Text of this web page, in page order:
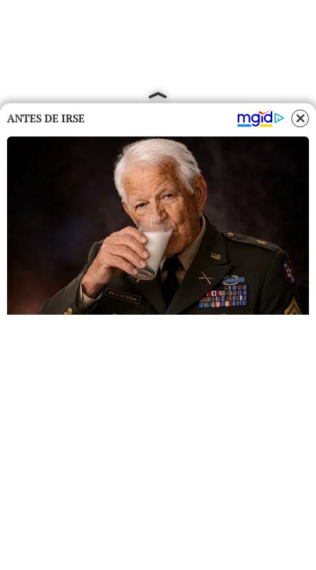
ANTES DE IRSE